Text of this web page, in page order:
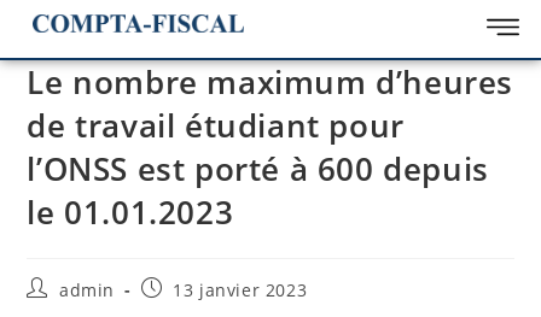
Le nombre maximum d’heures
de travail étudiant pour
l’ONSS est porté à 600 depuis
le 01.01.2023
admin 13 janvier 2023